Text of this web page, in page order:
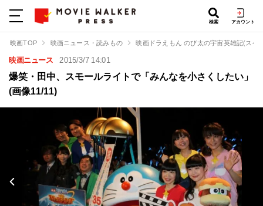
検索 アカウント
映画TOP 映画ニュース・読みもの 映画ドラえもん のび太の宇宙英雄記(スペ
映画ニュース 2015/3/7 14:01
爆笑・田中、スモールライトで「みんなを小さくしたい」
(画像11/11)